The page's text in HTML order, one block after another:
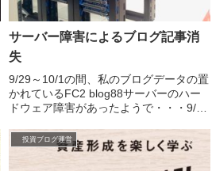
サーバー障害によるブログ記事消
失
9/29～10/1の間、私のブログデータの置
かれているFC2 blog88サーバーのハー
ドウェア障害があったようで・・・9/10
投資ブログ運営